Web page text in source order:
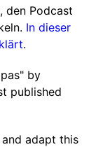
den Podcast
In dieser
.
by
published
adapt this